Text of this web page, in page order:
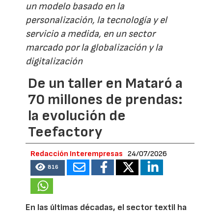
un modelo basado en la
personalización, la tecnología y el
servicio a medida, en un sector
marcado por la globalización y la
digitalización
De un taller en Mataró a
70 millones de prendas:
la evolución de
Teefactory
Redacción Interempresas 24/07/2026
816
En las últimas décadas, el sector textil ha